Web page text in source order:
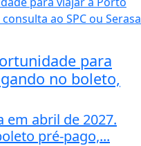
para
no boleto,
em abril de 2027.
pré-pago,...